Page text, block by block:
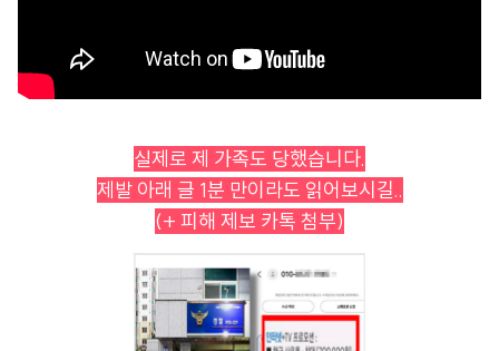
실제로 제 가족도 당했습니다.
제발 아래 글 1분 만이라도 읽어보시길..
(+ 피해 제보 카톡 첨부)